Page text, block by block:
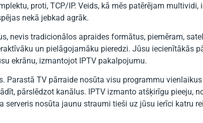
proti, TCP/IP. Veids, kā mēs patērējam multividi,
nekā jebkad agrāk.
nevis tradicionālos apraides formātus, piemēram,
un pielāgojamāku pieredzi. Jūsu iecienītākās
ekrānu, izmantojot IPTV pakalpojumu.
Parastā TV pārraide nosūta visu programmu
pārslēdzot kanālus. IPTV izmanto atšķirīgu pieeju,
nosūta jaunu straumi tieši uz jūsu ierīci katru